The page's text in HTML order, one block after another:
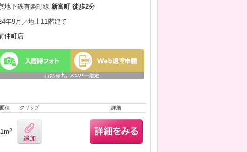
地下鉄有楽町線 新富町 徒歩2分
年9月／地上11階建て
仲町店
積 クリップ 詳細
2